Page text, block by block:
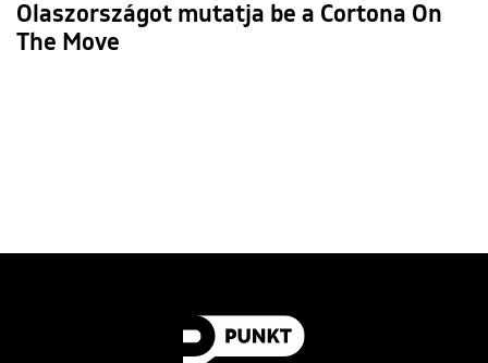
Olaszországot mutatja be a Cortona On
The Move